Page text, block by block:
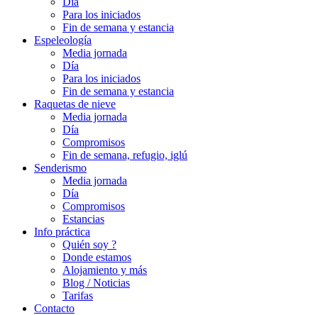
Para los iniciados
Fin de semana y estancia
Espeleología
Media jornada
Día
Para los iniciados
Fin de semana y estancia
Raquetas de nieve
Media jornada
Día
Compromisos
Fin de semana, refugio, iglú
Senderismo
Media jornada
Día
Compromisos
Estancias
Info práctica
Quién soy ?
Donde estamos
Alojamiento y más
Blog / Noticias
Tarifas
Contacto